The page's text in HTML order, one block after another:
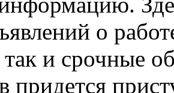
о
и срочные
придется